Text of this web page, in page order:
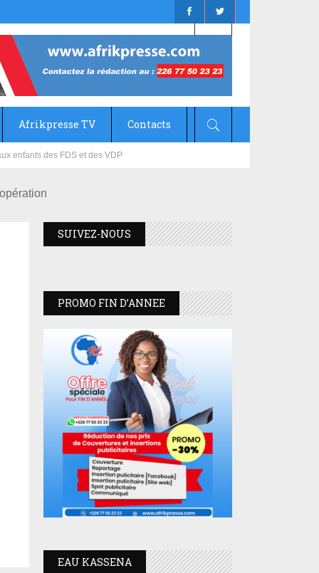
Afrikpresse TV Contacts
aux enfants des FDS et des VDP
SUIVEZ-NOUS
PROMO FIN D’ANNEE
EAU KASSENA